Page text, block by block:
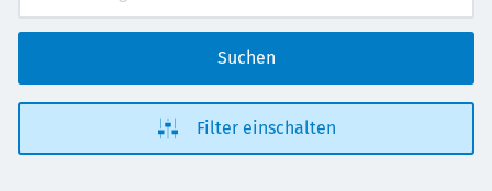
Suchen
Filter einschalten